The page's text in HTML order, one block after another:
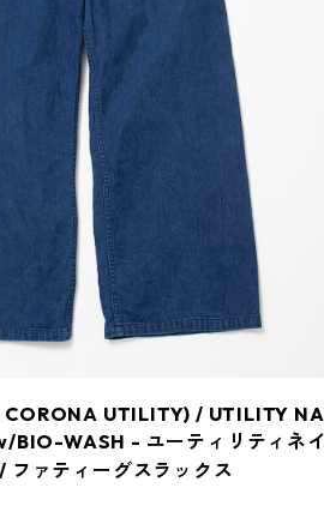
UTILITY) / UTILITY
WASH - ユーティリティネ
ァティーグスラックス